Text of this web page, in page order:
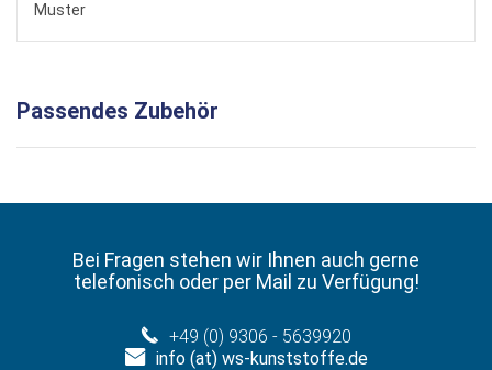
Muster
Passendes Zubehör
Bei Fragen stehen wir Ihnen auch gerne
telefonisch oder per Mail zu Verfügung!
+49 (0) 9306 - 5639920
info (at) ws-kunststoffe.de